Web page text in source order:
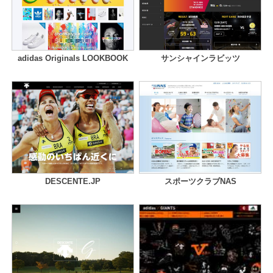
adidas Originals LOOKBOOK サンシャインラビッツ
DESCENTE.JP スポーツクラブNAS